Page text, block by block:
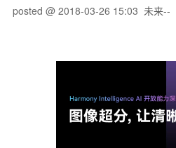
posted @ 2018-03-26 15:03 未来--